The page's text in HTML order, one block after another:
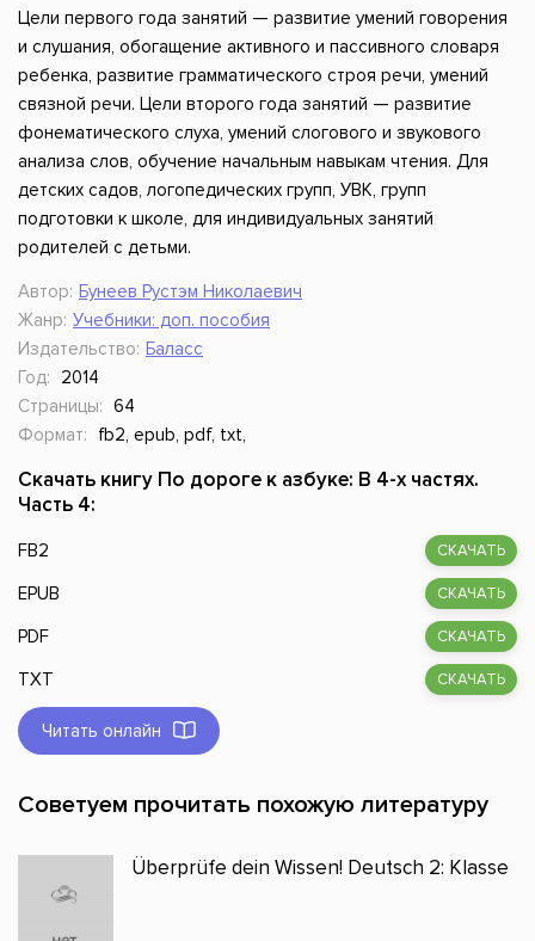
Цели первого года занятий — развитие умений говорения
и слушания, обогащение активного и пассивного словаря
ребенка, развитие грамматического строя речи, умений
связной речи. Цели второго года занятий — развитие
фонематического слуха, умений слогового и звукового
анализа слов, обучение начальным навыкам чтения. Для
детских садов, логопедических групп, УВК, групп
подготовки к школе, для индивидуальных занятий
родителей с детьми.
Автор: Бунеев Рустэм Николаевич
Жанр: Учебники: доп. пособия
Издательство: Баласс
Год:
2014
Страницы: 64
Формат:
fb2, epub, pdf, txt,
Скачать книгу По дороге к азбуке: В 4-х частях.
Часть 4:
FB2 СКАЧАТЬ
EPUB СКАЧАТЬ
PDF СКАЧАТЬ
TXT СКАЧАТЬ
Читать онлайн
Советуем прочитать похожую литературу
Überprüfe dein Wissen! Deutsch 2: Klasse